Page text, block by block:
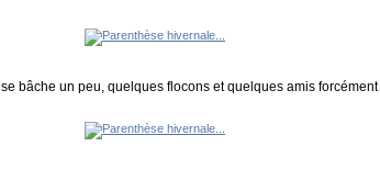
bâche un peu, quelques flocons et quelques amis forcément